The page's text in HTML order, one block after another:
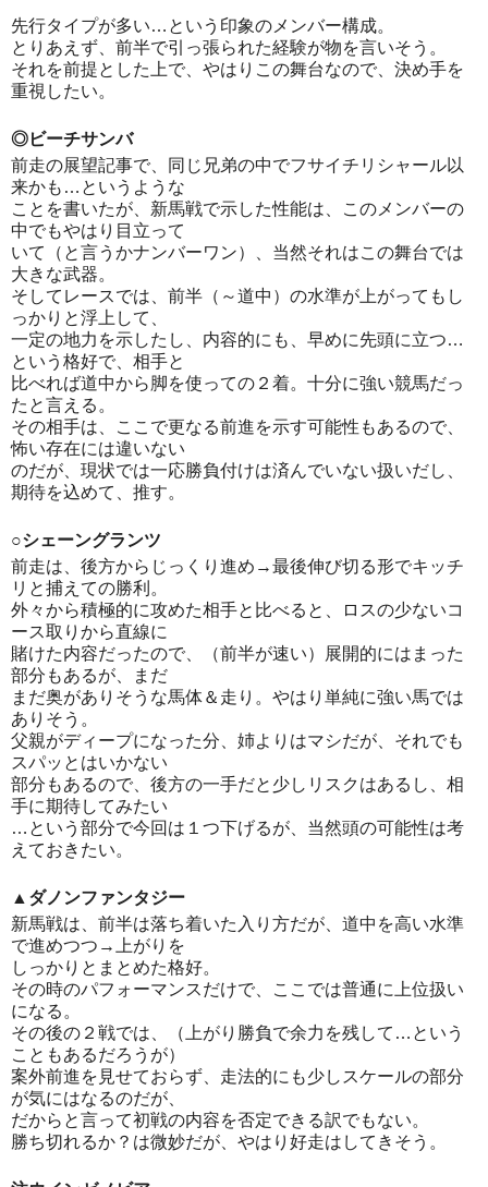
先行タイプが多い…という印象のメンバー構成。
とりあえず、前半で引っ張られた経験が物を言いそう。
それを前提とした上で、やはりこの舞台なので、決め手を
重視したい。
◎ビーチサンバ
前走の展望記事で、同じ兄弟の中でフサイチリシャール以
来かも…というような
ことを書いたが、新馬戦で示した性能は、このメンバーの
中でもやはり目立って
いて（と言うかナンバーワン）、当然それはこの舞台では
大きな武器。
そしてレースでは、前半（～道中）の水準が上がってもし
っかりと浮上して、
一定の地力を示したし、内容的にも、早めに先頭に立つ…
という格好で、相手と
比べれば道中から脚を使っての２着。十分に強い競馬だっ
たと言える。
その相手は、ここで更なる前進を示す可能性もあるので、
怖い存在には違いない
のだが、現状では一応勝負付けは済んでいない扱いだし、
期待を込めて、推す。
○シェーングランツ
前走は、後方からじっくり進め→最後伸び切る形でキッチ
リと捕えての勝利。
外々から積極的に攻めた相手と比べると、ロスの少ないコ
ース取りから直線に
賭けた内容だったので、（前半が速い）展開的にはまった
部分もあるが、まだ
まだ奥がありそうな馬体＆走り。やはり単純に強い馬では
ありそう。
父親がディープになった分、姉よりはマシだが、それでも
スパッとはいかない
部分もあるので、後方の一手だと少しリスクはあるし、相
手に期待してみたい
…という部分で今回は１つ下げるが、当然頭の可能性は考
えておきたい。
▲ダノンファンタジー
新馬戦は、前半は落ち着いた入り方だが、道中を高い水準
で進めつつ→上がりを
しっかりとまとめた格好。
その時のパフォーマンスだけで、ここでは普通に上位扱い
になる。
その後の２戦では、（上がり勝負で余力を残して…という
こともあるだろうが）
案外前進を見せておらず、走法的にも少しスケールの部分
が気にはなるのだが、
だからと言って初戦の内容を否定できる訳でもない。
勝ち切れるか？は微妙だが、やはり好走はしてきそう。